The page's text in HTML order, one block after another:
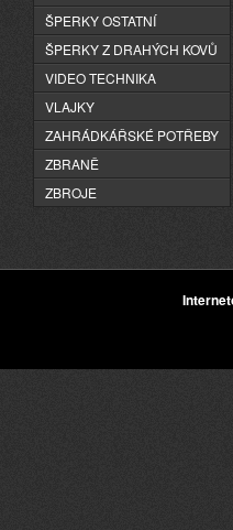
ŠPERKY OSTATNÍ
ŠPERKY Z DRAHÝCH KOVŮ
VIDEO TECHNIKA
VLAJKY
ZAHRÁDKÁŘSKÉ POTŘEBY
ZBRANĚ
ZBROJE